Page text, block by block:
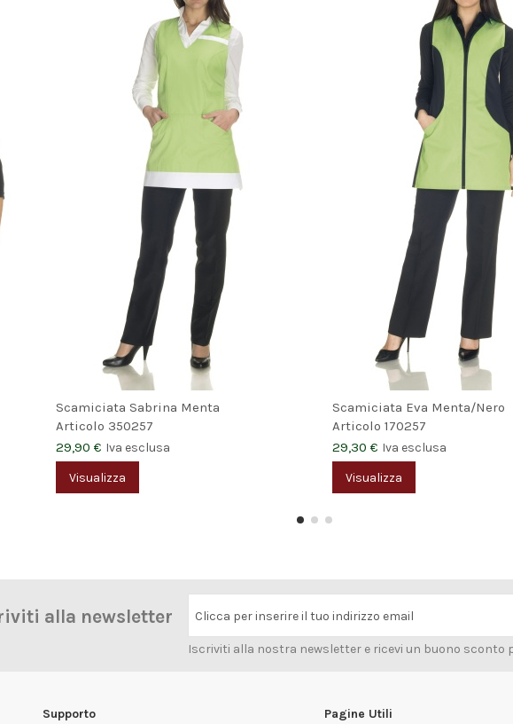
Scamiciata Sabrina Menta
Articolo 350257
29,90 € Iva esclusa
Visualizza
Scamiciata Eva Menta/Nero
Articolo 170257
29,30 € Iva esclusa
Visualizza
alla newsletter Clicca per inserire il tuo indirizzo email
Iscriviti alla nostra newsletter e ricevi un buono sconto
Supporto Pagine Utili